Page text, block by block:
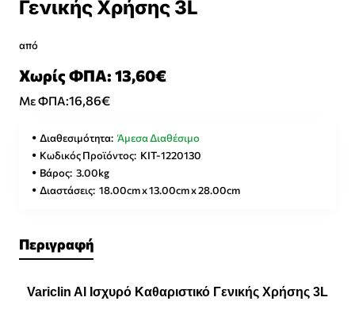
Γενικής Χρήσης 3L
από
Με ΦΠΑ:16,86€
Χωρίς ΦΠΑ: 13,60€
Διαθεσιμότητα: Άμεσα Διαθέσιμο
Κωδικός Προϊόντος: KIT-1220130
Βάρος: 3.00kg
Διαστάσεις: 18.00cm x 13.00cm x 28.00cm
Περιγραφή
Variclin Al Ισχυρό Καθαριστικό Γενικής Χρήσης 3L